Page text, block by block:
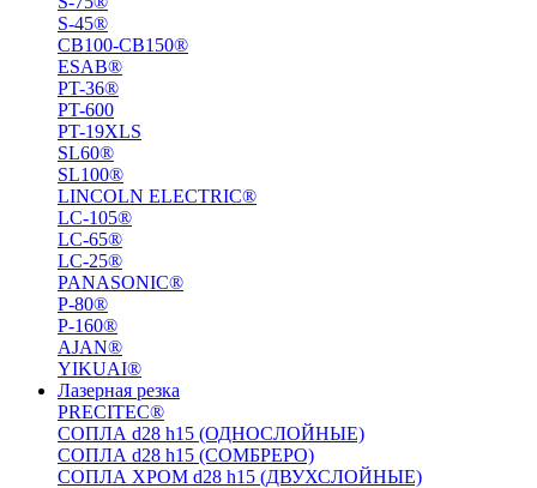
S-45®
СВ100-СВ150®
ESAB®
PT-36®
PT-600
PT-19XLS
SL60®
SL100®
LINCOLN ELECTRIC®
LC-105®
LC-65®
LC-25®
PANASONIC®
P-80®
P-160®
AJAN®
YIKUAI®
Лазерная резка
PRECITEC®
СОПЛА d28 h15 (ОДНОСЛОЙНЫЕ)
СОПЛА d28 h15 (СОМБРЕРО)
СОПЛА ХРОМ d28 h15 (ДВУХСЛОЙНЫЕ)